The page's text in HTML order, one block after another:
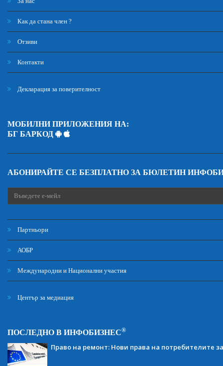
Как да стана член ?
Отзиви
Контакти
Декларация за поверителност
МОБИЛНИ ПРИЛОЖЕНИЯ НА:
БГ БАРКОД
АБОНИРАЙТЕ СЕ БЕЗПЛАТНО ЗА БЮЛЕТИН
Партньори
АОБР
Международни и Национални участия
Център за медиация
ПОСЛЕДНО В ИНФОБИЗНЕС®
Право на ремонт: Нови права на потребителите